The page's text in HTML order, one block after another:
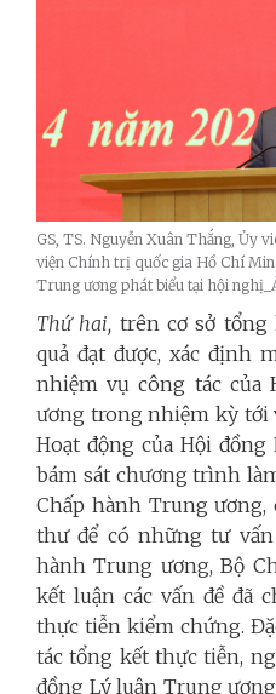
GS, TS. Nguyễn Xuân Thắng, Ủy
viện Chính trị quốc gia Hồ Chí
Trung ương phát biểu tại hội
Thứ hai, trên cơ sở tổng
quả đạt được, xác định
nhiệm vụ công tác của
ương trong nhiệm kỳ tới
Hoạt động của Hội
bám sát chương trình
Chấp hành Trung
thư để có những tư
hành Trung ương, Bộ
kết luận các vấn đề đã
thực tiễn kiểm chứng.
tác tổng kết thực tiễn,
đồng Lý luận Trung